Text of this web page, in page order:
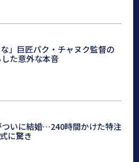
」巨匠パク・チャヌク監督の
た意外な本音
ついに結婚…240時間かけた特注
に驚き